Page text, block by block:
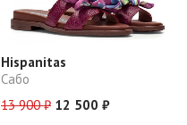
Hispanitas
Сабо
13 900 ₽ 12 500 ₽